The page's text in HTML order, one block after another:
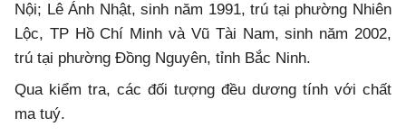
Nội; Lê Ánh Nhật, sinh năm 1991, trú tại phường Nhiên
Lộc, TP Hồ Chí Minh và Vũ Tài Nam, sinh năm 2002,
trú tại phường Đồng Nguyên, tỉnh Bắc Ninh.
Qua kiểm tra, các đối tượng đều dương tính với chất
ma tuý.